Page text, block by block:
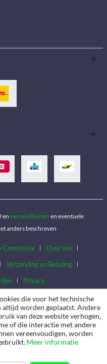
en verzendkosten en eventuele
anders beschreven
Commissie
Over ons
Verzending en Betaling
Privacy
die voor het technische
worden geplaatst. Andere
van deze website verhogen,
of die interactie met andere
vereenvoudigen, worden
Meer informatie